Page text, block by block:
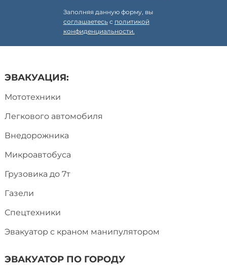
Заполняя данную форму, вы
соглашаетесьс политикой
конфиденциальности.
ЭВАКУАЦИЯ:
Мототехники
Легкового автомобиля
Внедорожника
Микроавтобуса
Грузовика до 7т
Газели
Спецтехники
Эвакуатор с краном манипулятором
ЭВАКУАТОР ПО ГОРОДУ